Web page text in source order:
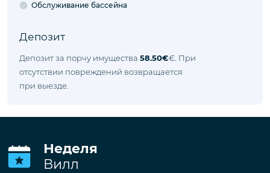
Обслуживание бассейна
Депозит
Депозит за порчу имущества 58.50€€. При
отсутствии повреждений возвращается
при выезде.
Неделя
Вилл